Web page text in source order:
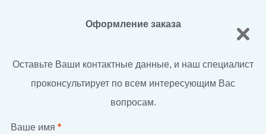
Оформление заказа
Оставьте Ваши контактные данные, и наш специалист
проконсультирует по всем интересующим Вас
вопросам.
Ваше имя *